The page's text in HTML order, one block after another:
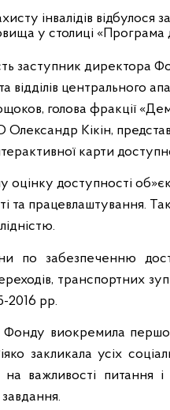
інвалідів
у столиці «Програма
заступник директора
відділів центрального
голова фракції
Олександр Кікін,
карти
оцінку доступності
та працевлаштування.
по забезпеченню
транспортних
2016 рр.
виокремила
закликала усіх
на важливості питання